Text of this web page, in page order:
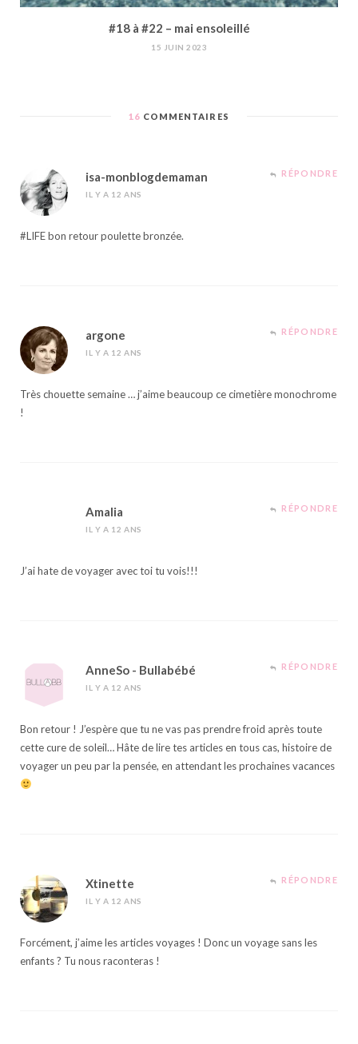
#18 à #22 – mai ensoleillé
15 JUIN 2023
16 COMMENTAIRES
isa-monblogdemaman
IL Y A 12 ANS
RÉPONDRE
#LIFE bon retour poulette bronzée.
argone
IL Y A 12 ANS
RÉPONDRE
Très chouette semaine … j’aime beaucoup ce cimetière monochrome
!
Amalia
IL Y A 12 ANS
RÉPONDRE
J’ai hate de voyager avec toi tu vois!!!
AnneSo - Bullabébé
IL Y A 12 ANS
RÉPONDRE
Bon retour ! J’espère que tu ne vas pas prendre froid après toute
cette cure de soleil… Hâte de lire tes articles en tous cas, histoire de
voyager un peu par la pensée, en attendant les prochaines vacances
Xtinette
IL Y A 12 ANS
RÉPONDRE
Forcément, j’aime les articles voyages ! Donc un voyage sans les
enfants ? Tu nous raconteras !